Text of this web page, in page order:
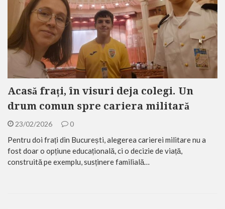
Acasă frați, în visuri deja colegi. Un
drum comun spre cariera militară
23/02/2026 0
Pentru doi frați din București, alegerea carierei militare nu a
fost doar o opțiune educațională, ci o decizie de viață,
construită pe exemplu, susținere familială…